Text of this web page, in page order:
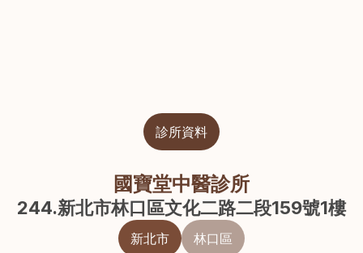
診所資料
國寶堂中醫診所
244.新北市林口區文化二路二段159號1樓
新北市 林口區